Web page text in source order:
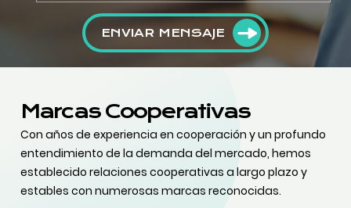
ENVIAR MENSAJE
Marcas Cooperativas
Con años de experiencia en cooperación y un profundo
entendimiento de la demanda del mercado, hemos
establecido relaciones cooperativas a largo plazo y
estables con numerosas marcas reconocidas.